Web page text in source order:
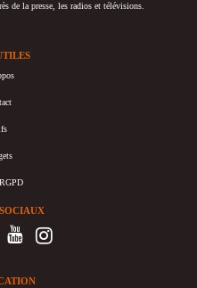
de la presse, les radios et télévisions.